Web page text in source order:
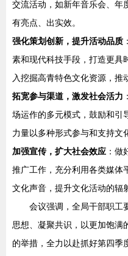
交流活动，如新年音乐会、年
有亮点、出实效。
强化策划创新，提升活动品质
素和现代科技手段，打造更具
入挖掘高青特色文化资源，推
拓宽参与渠道，激发社会活力
场运作的多元模式，鼓励和引
力量以多种形式参与和支持文
加强宣传，扩大社会效应 ：
推广工作，充分利用各类媒体
文化声音，提升文化活动的辐
会议强调，全局干部职工
思想、凝聚共识，以更加饱满
的举措，全力以赴抓好第四季